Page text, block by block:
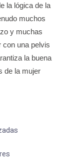
la lógica de la
muchos
y muchas
con una pelvis
la buena
de la mujer